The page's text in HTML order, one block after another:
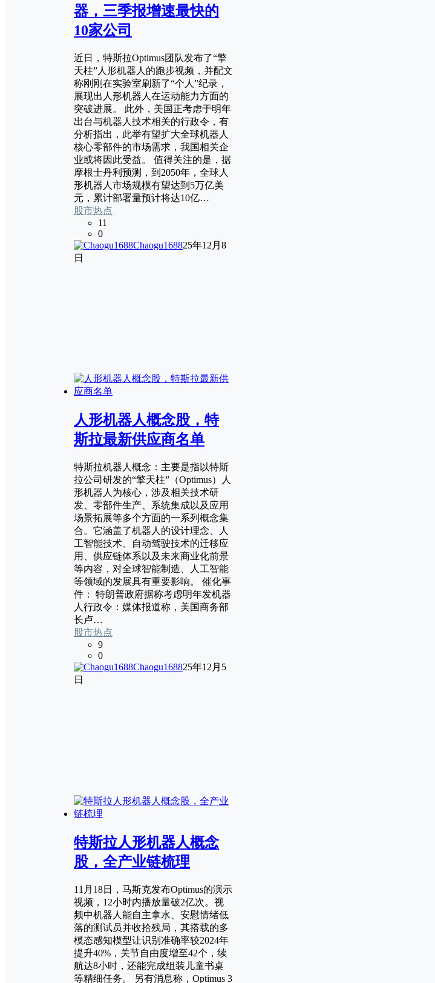
器，三季报增速最快的
10家公司
近日，特斯拉Optimus团队发布了“擎
天柱”人形机器人的跑步视频，并配文
称刚刚在实验室刷新了“个人”纪录，
展现出人形机器人在运动能力方面的
突破进展。 此外，美国正考虑于明年
出台与机器人技术相关的行政令，有
分析指出，此举有望扩大全球机器人
核心零部件的市场需求，我国相关企
业或将因此受益。 值得关注的是，据
摩根士丹利预测，到2050年，全球人
形机器人市场规模有望达到5万亿美
元，累计部署量预计将达10亿…
股市热点
11
0
Chaogu168825年12月8
日
人形机器人概念股，特
斯拉最新供应商名单
特斯拉机器人概念：主要是指以特斯
拉公司研发的“擎天柱”（Optimus）人
形机器人为核心，涉及相关技术研
发、零部件生产、系统集成以及应用
场景拓展等多个方面的一系列概念集
合。它涵盖了机器人的设计理念、人
工智能技术、自动驾驶技术的迁移应
用、供应链体系以及未来商业化前景
等内容，对全球智能制造、人工智能
等领域的发展具有重要影响。 催化事
件： 特朗普政府据称考虑明年发机器
人行政令：媒体报道称，美国商务部
长卢…
股市热点
9
0
Chaogu168825年12月5
日
特斯拉人形机器人概念
股，全产业链梳理
11月18日，马斯克发布Optimus的演示
视频，12小时内播放量破2亿次。视
频中机器人能自主拿水、安慰情绪低
落的测试员并收拾残局，其搭载的多
模态感知模型让识别准确率较2024年
提升40%，关节自由度增至42个，续
航达8小时，还能完成组装儿童书桌
等精细任务。 另有消息称，Optimus 3